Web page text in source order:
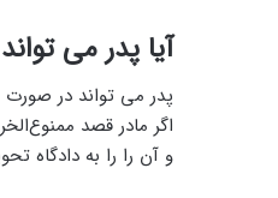
آیا پدر می
پدر می ‌تواند در صورت
اگر مادر قصد
و آن را را به دادگاه